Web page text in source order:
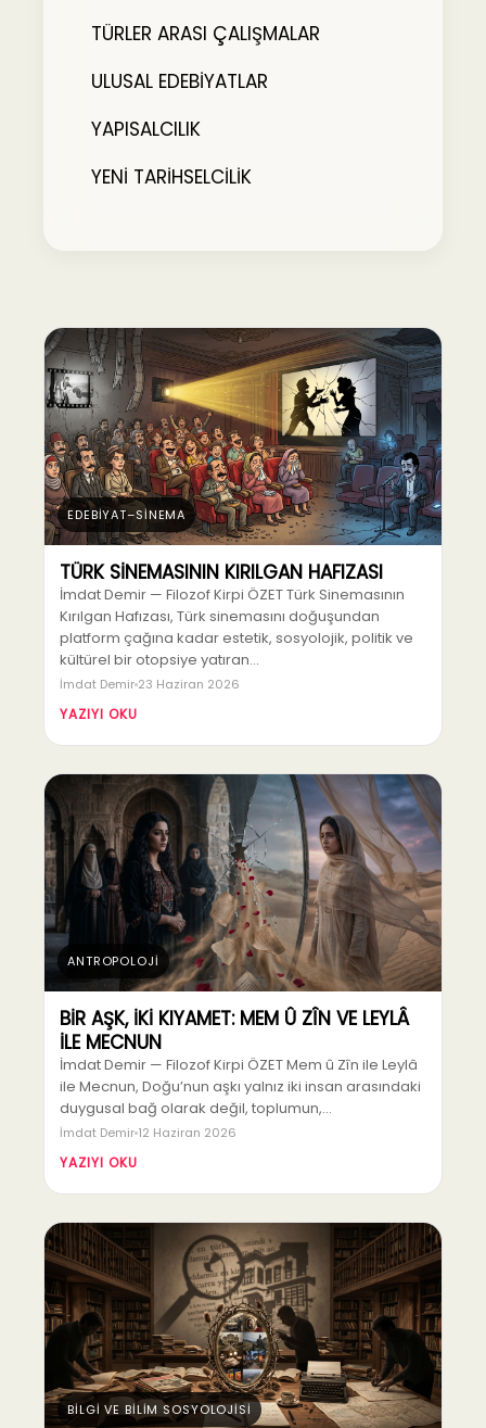
TÜRLER ARASI ÇALIŞMALAR
ULUSAL EDEBİYATLAR
YAPISALCILIK
YENİ TARİHSELCİLİK
EDEBİYAT–SİNEMA
TÜRK SİNEMASININ KIRILGAN HAFIZASI
İmdat Demir — Filozof Kirpi ÖZET Türk Sinemasının
Kırılgan Hafızası, Türk sinemasını doğuşundan
platform çağına kadar estetik, sosyolojik, politik ve
kültürel bir otopsiye yatıran…
İmdat Demir 23 Haziran 2026
YAZIYI OKU
ANTROPOLOJİ
BİR AŞK, İKİ KIYAMET: MEM Û ZÎN VE LEYLÂ
İLE MECNUN
İmdat Demir — Filozof Kirpi ÖZET Mem û Zîn ile Leylâ
ile Mecnun, Doğu’nun aşkı yalnız iki insan arasındaki
duygusal bağ olarak değil, toplumun,…
İmdat Demir 12 Haziran 2026
YAZIYI OKU
BİLGİ VE BİLİM SOSYOLOJİSİ